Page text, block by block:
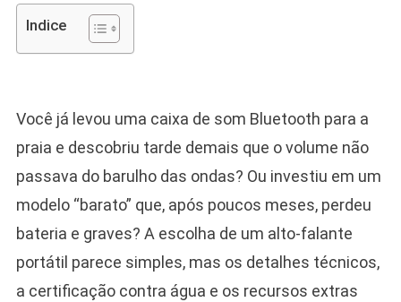
Indice
Você já levou uma caixa de som Bluetooth para a
praia e descobriu tarde demais que o volume não
passava do barulho das ondas? Ou investiu em um
modelo “barato” que, após poucos meses, perdeu
bateria e graves? A escolha de um alto-falante
portátil parece simples, mas os detalhes técnicos,
a certificação contra água e os recursos extras